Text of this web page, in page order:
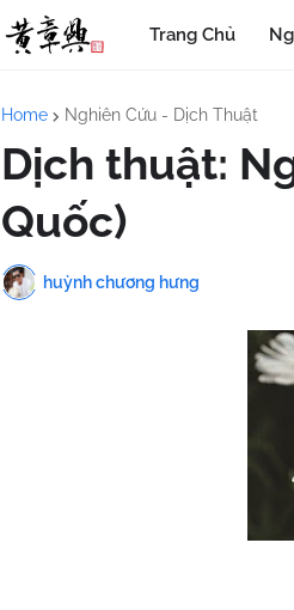
Trang Chủ
Home Nghiên Cứu - Dịch Thuật
Dịch thuật:
Quốc)
huỳnh chương hưng